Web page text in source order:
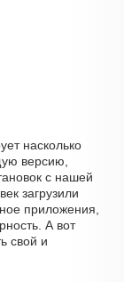
насколько
версию,
с нашей
загрузили
приложения,
А вот
свой и